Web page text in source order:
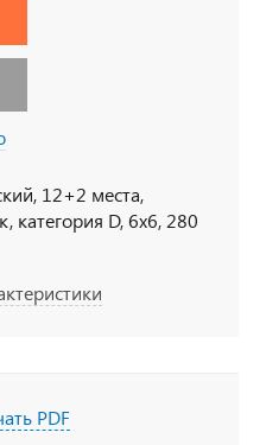
12+2 места,
категория D, 6х6, 280
PDF